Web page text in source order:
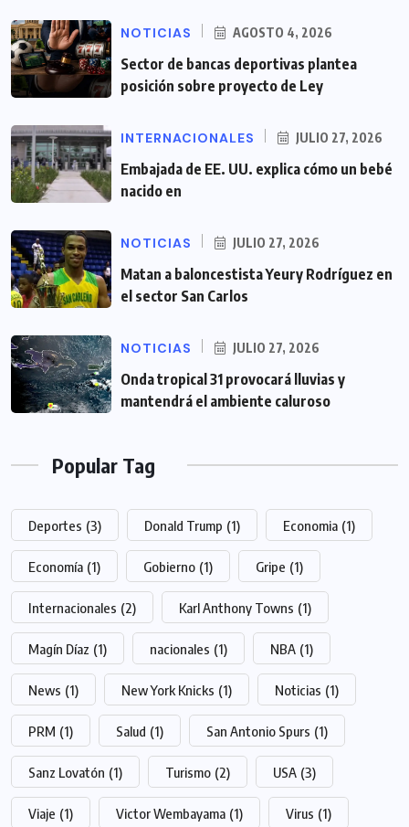
NOTICIAS AGOSTO 4, 2026
Sector de bancas deportivas plantea
posición sobre proyecto de Ley
INTERNACIONALES JULIO 27, 2026
Embajada de EE. UU. explica cómo un bebé
nacido en
NOTICIAS JULIO 27, 2026
Matan a baloncestista Yeury Rodríguez en
el sector San Carlos
NOTICIAS JULIO 27, 2026
Onda tropical 31 provocará lluvias y
mantendrá el ambiente caluroso
Popular Tag
Deportes (3) Donald Trump (1) Economia (1)
Economía (1) Gobierno (1) Gripe (1)
Internacionales (2) Karl Anthony Towns (1)
Magín Díaz (1) nacionales (1) NBA (1)
News (1) New York Knicks (1) Noticias (1)
PRM (1) Salud (1) San Antonio Spurs (1)
Sanz Lovatón (1) Turismo (2) USA (3)
Viaje (1) Victor Wembayama (1) Virus (1)